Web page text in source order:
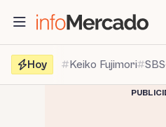
contenido
Hoy
Keiko Fujimori